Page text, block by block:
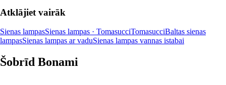
Atklājiet vairāk
Sienas lampasSienas lampas · TomasucciTomasucciBaltas sienas
lampasSienas lampas ar vaduSienas lampas vannas istabai
Šobrīd Bonami